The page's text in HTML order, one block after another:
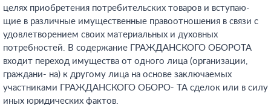
целях приобретения потребительских товаров и вступаю-
щие в различные имущественные правоотношения в связи с
удовлетворением своих материальных и духовных
потребностей. В содержание ГРАЖДАНСКОГО ОБОРОТА
входит переход имущества от одного лица (организации,
граждани- на) к другому лица на основе заключаемых
участниками ГРАЖДАНСКОГО ОБОРО- ТА сделок или в силу
иных юридических фактов.